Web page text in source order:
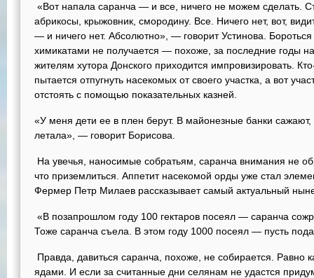
«Вот напала саранча — и все, ничего не можем сделать.
абрикосы, крыжовник, смородину. Все. Ничего нет, вот,
— и ничего нет. Абсолютно», — говорит Устинова.
химикатами не получается — похоже, за последние годы
жителям хутора Донского приходится импровизировать.
пытается отпугнуть насекомых от своего участка, а вот
отстоять с помощью показательных казней.
«У меня дети ее в плен берут. В майонезные банки
летала», — говорит Борисова.
На увечья, наносимые собратьям, саранча внимания не
что приземлиться. Аппетит насекомой орды уже стал
Фермер Петр Милаев рассказывает самый актуальный
«В позапрошлом году 100 гектаров посеял — саранча
Тоже саранча съела. В этом году 1000 посеял — пусть
Правда, давиться саранча, похоже, не собирается. Равно
ядами. И если за считанные дни селянам не удастся